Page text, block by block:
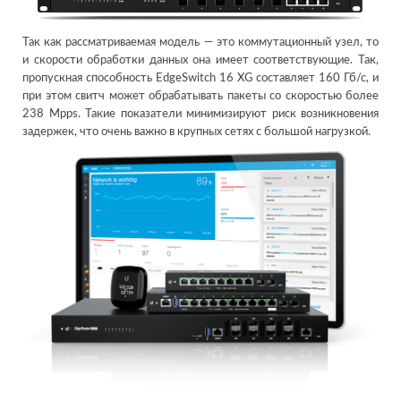
Так как рассматриваемая модель — это коммутационный узел, то
и скорости обработки данных она имеет соответствующие. Так,
пропускная способность EdgeSwitch 16 XG составляет 160 Гб/с, и
при этом свитч может обрабатывать пакеты со скоростью более
238 Mpps. Такие показатели минимизируют риск возникновения
задержек, что очень важно в крупных сетях с большой нагрузкой.